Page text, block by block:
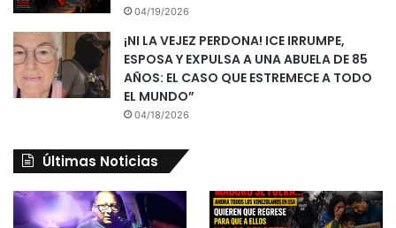
04/19/2026
¡NI LA VEJEZ PERDONA! ICE IRRUMPE,
ESPOSA Y EXPULSA A UNA ABUELA DE 85
AÑOS: EL CASO QUE ESTREMECE A TODO
EL MUNDO”
04/18/2026
Últimas Noticias